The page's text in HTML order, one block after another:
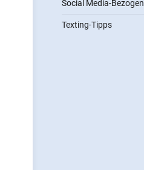
Social Media-Bezogen
Texting-Tipps